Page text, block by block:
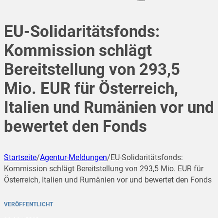
EU-Solidaritätsfonds:
Kommission schlägt
Bereitstellung von 293,5
Mio. EUR für Österreich,
Italien und Rumänien vor und
bewertet den Fonds
Startseite/Agentur-Meldungen/EU-Solidaritätsfonds:
Kommission schlägt Bereitstellung von 293,5 Mio. EUR für
Österreich, Italien und Rumänien vor und bewertet den Fonds
VERÖFFENTLICHT